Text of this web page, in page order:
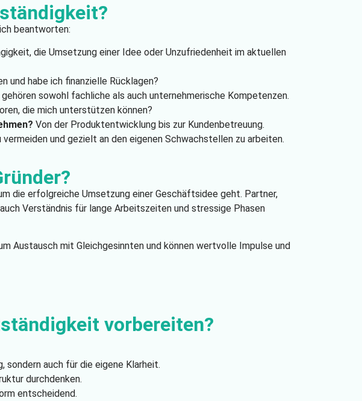
beantworten:
die Umsetzung einer Idee oder Unzufriedenheit im aktuellen
und habe ich finanzielle Rücklagen?
gehören sowohl fachliche als auch unternehmerische Kompetenzen.
die mich unterstützen können?
Von der Produktentwicklung bis zur Kundenbetreuung.
und gezielt an den eigenen Schwachstellen zu arbeiten.
die erfolgreiche Umsetzung einer Geschäftsidee geht. Partner,
Verständnis für lange Arbeitszeiten und stressige Phasen
Austausch mit Gleichgesinnten und können wertvolle Impulse und
vorbereiten?
sondern auch für die eigene Klarheit.
durchdenken.
entscheidend.